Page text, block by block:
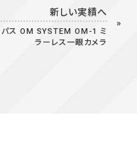
新しい実績へ
パス OM SYSTEM OM-1 ミ
ラーレス一眼カメラ